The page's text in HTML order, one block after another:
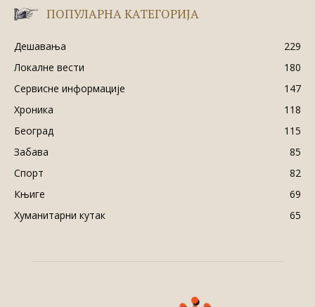
ПОПУЛАРНА КАТЕГОРИЈА
Дешавања
229
Локалне вести
180
Сервисне информације
147
Хроника
118
Београд
115
Забава
85
Спорт
82
Књиге
69
Хуманитарни кутак
65